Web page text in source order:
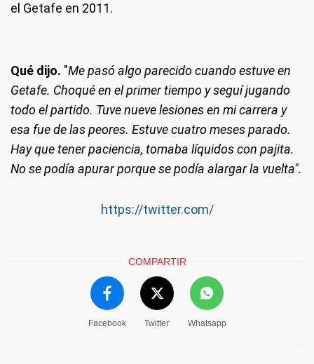
el Getafe en 2011.
Qué dijo. "Me pasó algo parecido cuando estuve en
Getafe. Choqué en el primer tiempo y seguí jugando
todo el partido. Tuve nueve lesiones en mi carrera y
esa fue de las peores. Estuve cuatro meses parado.
Hay que tener paciencia, tomaba líquidos con pajita.
No se podía apurar porque se podía alargar la vuelta".
https://twitter.com/
COMPARTIR
Facebook Twitter Whatsapp